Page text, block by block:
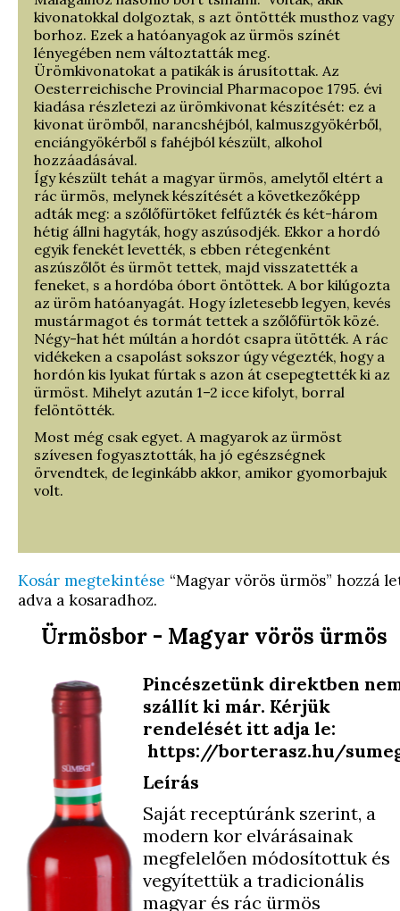
kivonatokkal dolgoztak, s azt öntötték musthoz vagy
borhoz. Ezek a hatóanyagok az ürmös színét
lényegében nem változtatták meg.
Ürömkivonatokat a patikák is árusítottak. Az
Oesterreichische Provincial Pharmacopoe 1795. évi
kiadása részletezi az ürömkivonat készítését: ez a
kivonat ürömből, narancshéjból, kalmuszgyökérből,
enciángyökérből s fahéjból készült, alkohol
hozzáadásával.
Így készült tehát a magyar ürmös, amelytől eltért a
rác ürmös, melynek készítését a következőképp
adták meg: a szőlőfürtöket felfűzték és két-három
hétig állni hagyták, hogy aszúsodjék. Ekkor a hordó
egyik fenekét levették, s ebben rétegenként
aszúszőlőt és ürmöt tettek, majd visszatették a
feneket, s a hordóba óbort öntöttek. A bor kilúgozta
az üröm hatóanyagát. Hogy ízletesebb legyen, kevés
mustármagot és tormát tettek a szőlőfürtök közé.
Négy-hat hét múltán a hordót csapra ütötték. A rác
vidékeken a csapolást sokszor úgy végezték, hogy a
hordón kis lyukat fúrtak s azon át csepegtették ki az
ürmöst. Mihelyt azután 1–2 icce kifolyt, borral
felöntötték.
Most még csak egyet. A magyarok az ürmöst
szívesen fogyasztották, ha jó egészségnek
örvendtek, de leginkább akkor, amikor gyomorbajuk
volt.
Kosár megtekintése “Magyar vörös ürmös” hozzá
adva a kosaradhoz.
Ürmösbor - Magyar vörös ürmös
Pincészetünk direktben
szállít ki már. Kérjük
rendelését itt adja le:
https://borterasz.hu/
Leírás
Saját receptúránk szerint, a
modern kor elvárásainak
megfelelően módosítottuk és
vegyítettük a tradicionális
magyar és rác ürmös